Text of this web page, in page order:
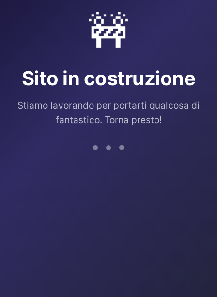
🚧
Sito in costruzione
Stiamo lavorando per portarti qualcosa di
fantastico. Torna presto!